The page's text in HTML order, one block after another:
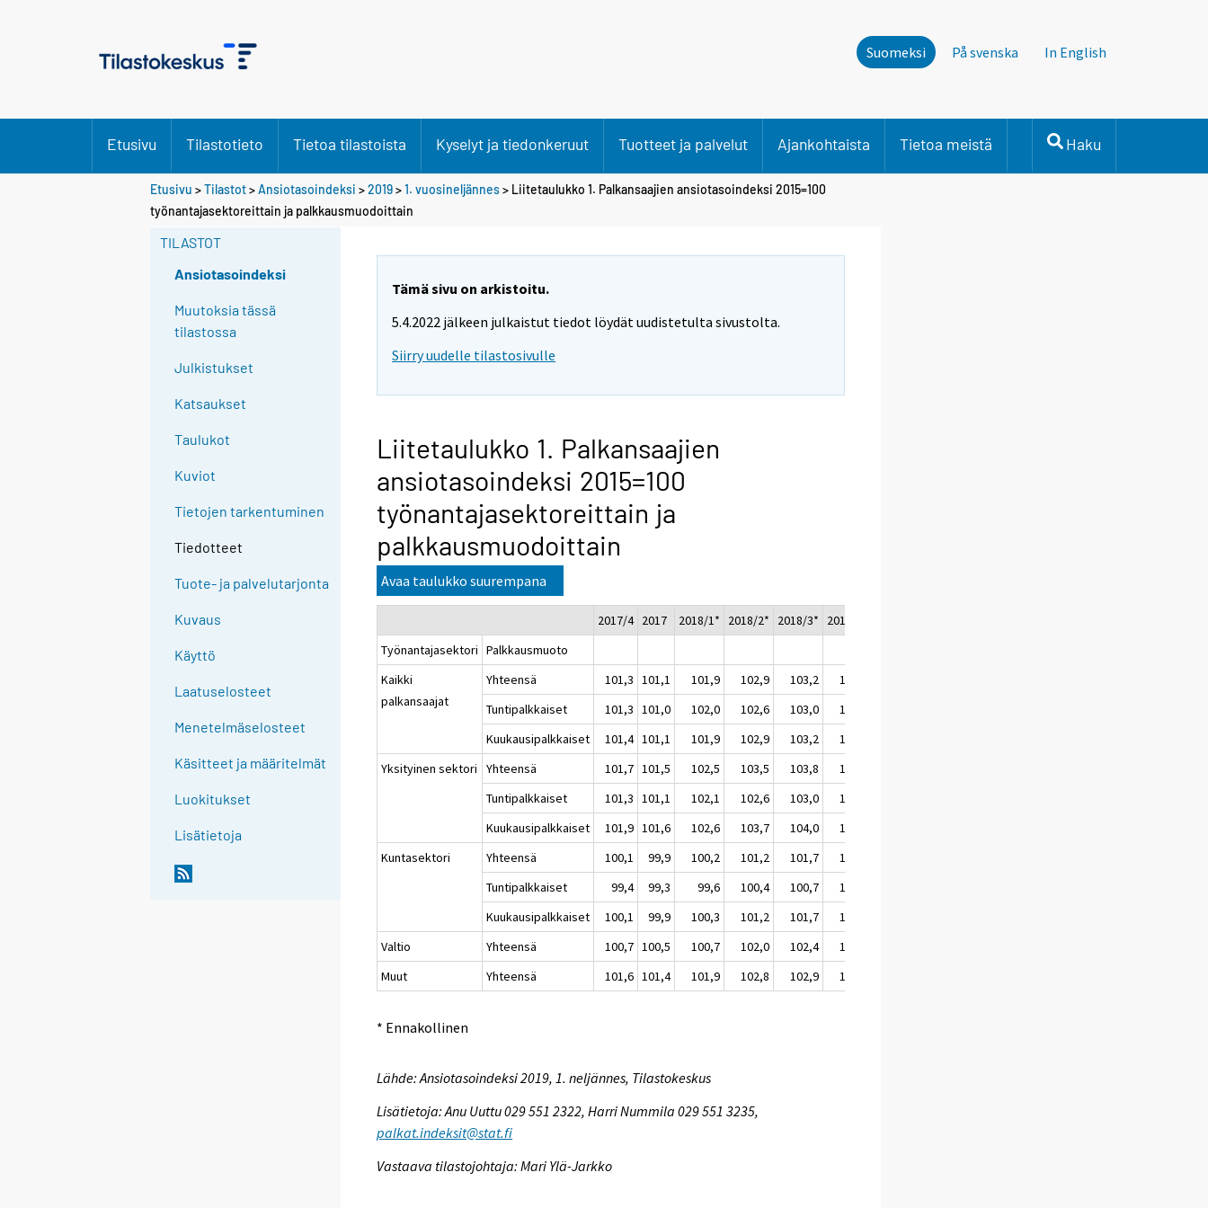
Suomeksi På svenska In English
Etusivu Tilastotieto Tietoa tilastoista Kyselyt ja tiedonkeruut Tuotteet ja palvelut Ajankohtaista Tietoa meistä Haku
Etusivu >Tilastot>Ansiotasoindeksi >2019>1. vuosineljännes> Liitetaulukko 1. Palkansaajien ansiotasoindeksi 2015=100
työnantajasektoreittain ja palkkausmuodoittain
TILASTOT
Ansiotasoindeksi
Muutoksia tässä
tilastossa
Julkistukset
Katsaukset
Taulukot
Kuviot
Tietojen tarkentuminen
Tiedotteet
Tuote- ja palvelutarjonta
Kuvaus
Käyttö
Laatuselosteet
Menetelmäselosteet
Käsitteet ja määritelmät
Luokitukset
Lisätietoja
Tämä sivu on arkistoitu.
5.4.2022 jälkeen julkaistut tiedot löydät uudistetulta sivustolta.
Siirry uudelle tilastosivulle
Liitetaulukko 1. Palkansaajien
ansiotasoindeksi 2015=100
työnantajasektoreittain ja
palkkausmuodoittain
Avaa taulukko suurempana
2017/4 2017 2018/1* 2018/2* 2018/3* 2018/4*
Työnantajasektori Palkkausmuoto
Kaikki
palkansaajat
Yhteensä 101,3 101,1 101,9 102,9 103,2 103,4
Tuntipalkkaiset
101,3 101,0 102,0 102,6 103,0 103,5
Kuukausipalkkaiset
101,4 101,1 101,9 102,9 103,2 103,4
Yksityinen sektori
Yhteensä 101,7 101,5 102,5 103,5 103,8 104,1
Tuntipalkkaiset
101,3 101,1 102,1 102,6 103,0 103,6
Kuukausipalkkaiset
101,9 101,6 102,6 103,7 104,0 104,3
Kuntasektori
Yhteensä 100,1 99,9 100,2 101,2 101,7 101,8
Tuntipalkkaiset
99,4 99,3 99,6 100,4 100,7 100,7
Kuukausipalkkaiset
100,1 99,9 100,3 101,2 101,7 101,8
Valtio
Yhteensä 100,7 100,5 100,7 102,0 102,4 102,5
Muut
Yhteensä 101,6 101,4 101,9 102,8 102,9 103,0
* Ennakollinen
Lähde: Ansiotasoindeksi 2019, 1. neljännes, Tilastokeskus
Lisätietoja: Anu Uuttu 029 551 2322, Harri Nummila 029 551 3235,
palkat.indeksit@stat.fi
Vastaava tilastojohtaja: Mari Ylä-Jarkko